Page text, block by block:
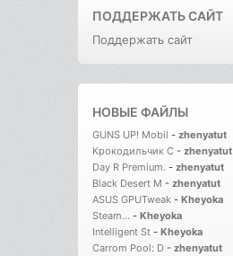
ПОДДЕРЖАТЬ САЙТ
Поддержать сайт
НОВЫЕ ФАЙЛЫ
GUNS UP! Mobil - zhenyatut
Крокодильчик С - zhenyatut
Day R Premium. - zhenyatut
Black Desert M - zhenyatut
ASUS GPUTweak - Kheyoka
Steam... - Kheyoka
Intelligent St - Kheyoka
Carrom Pool: D - zhenyatut